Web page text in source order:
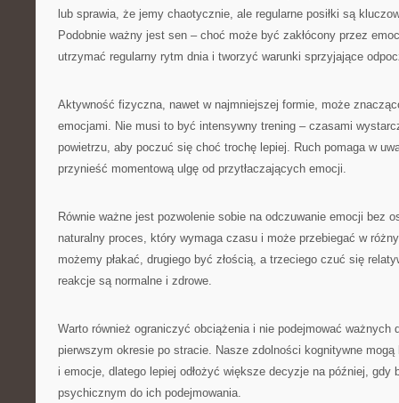
lub sprawia, że jemy chaotycznie, ale regularne posiłki są
Podobnie ważny jest sen – choć może być zakłócony przez
utrzymać regularny rytm dnia i tworzyć warunki sprzyjające
Aktywność fizyczna, nawet w najmniejszej formie, może
emocjami. Nie musi to być intensywny trening – czasami
powietrzu, aby poczuć się choć trochę lepiej. Ruch pomaga w
przynieść momentową ulgę od przytłaczających emocji.
Równie ważne jest pozwolenie sobie na odczuwanie emocji bez
naturalny proces, który wymaga czasu i może przebiegać w
możemy płakać, drugiego być złością, a trzeciego czuć się
reakcje są normalne i zdrowe.
Warto również ograniczyć obciążenia i nie podejmować ważnych
pierwszym okresie po stracie. Nasze zdolności kognitywne
i emocje, dlatego lepiej odłożyć większe decyzje na później, gdy
psychicznym do ich podejmowania.